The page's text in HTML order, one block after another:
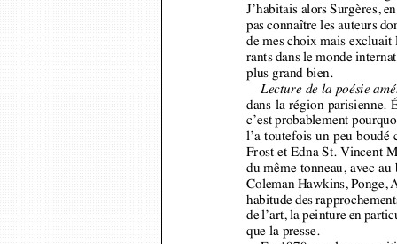
de mes choix mais
rants dans le monde
plus grand bien.
Lecture de la poésie
dans la région
c’est probablement
l’a toutefois un peu
Frost et Edna St. Vincent
du même tonneau, avec
Coleman Hawkins, Ponge,
habitude des
de l’art, la peinture en
que la presse.
En 1970, sur la
velles, en complément,